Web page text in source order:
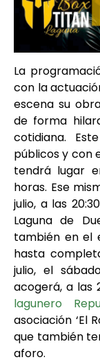
La
con la
escena su
de forma
cotidiana.
públicos y con
tendrá lugar
horas. Ese
julio, a las
Laguna de
también en el
hasta
julio, el
acogerá, a las
lagunero
asociación ‘El
que también
aforo.